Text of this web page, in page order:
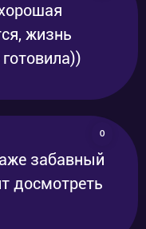
жизнь
0
забавный
досмотреть